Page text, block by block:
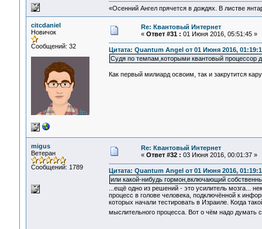
«Осенний Ангел прячется в дождях. В листве
citcdaniel
Новичок
Сообщений: 32
Re: Квантовый Интернет
« Ответ #31 : 01 Июня 2016, 05:51:45 »
Цитата: Quantum Angel от 01 Июня 2016,
Судя по темпам,которыми квантовый процессор
Как первый милиард освоим, так и закрутится
migus
Ветеран
Сообщений: 1789
Re: Квантовый Интернет
« Ответ #32 : 03 Июня 2016, 00:01:37 »
Цитата: Quantum Angel от 01 Июня 2016,
или какой-нибудь гормон,включающий
...ещё одно из решений - это усилитель мозга...
процесс в голове человека, подключённой к
которых начали тестировать в Израиле. Когда
мыслительного процесса. Вот о чём надо думать